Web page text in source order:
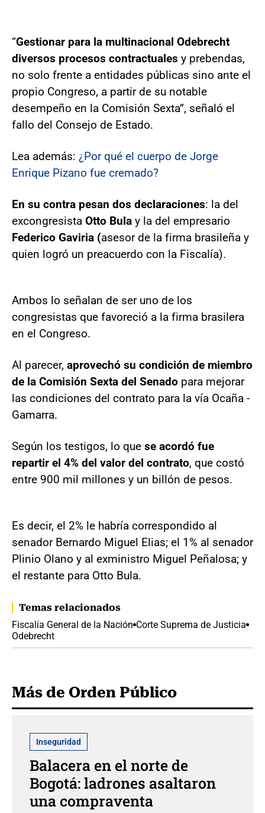
“Gestionar para la multinacional Odebrecht
diversos procesos contractuales y prebendas,
no solo frente a entidades públicas sino ante el
propio Congreso, a partir de su notable
desempeño en la Comisión Sexta”, señaló el
fallo del Consejo de Estado.
Lea además: ¿Por qué el cuerpo de Jorge
Enrique Pizano fue cremado?
En su contra pesan dos declaraciones: la del
excongresista Otto Bula y la del empresario
Federico Gaviria (asesor de la firma brasileña y
quien logró un preacuerdo con la Fiscalía).
Ambos lo señalan de ser uno de los
congresistas que favoreció a la firma brasilera
en el Congreso.
Al parecer, aprovechó su condición de miembro
de la Comisión Sexta del Senado para mejorar
las condiciones del contrato para la vía Ocaña -
Gamarra.
Según los testigos, lo que se acordó fue
repartir el 4% del valor del contrato, que costó
entre 900 mil millones y un billón de pesos.
Es decir, el 2% le habría correspondido al
senador Bernardo Miguel Elias; el 1% al senador
Plinio Olano y al exministro Miguel Peñalosa; y
el restante para Otto Bula.
Temas relacionados
Fiscalía General de la Nación Corte Suprema de Justicia
Odebrecht
Más de Orden Público
Inseguridad
Balacera en el norte de
Bogotá: ladrones asaltaron
una compraventa